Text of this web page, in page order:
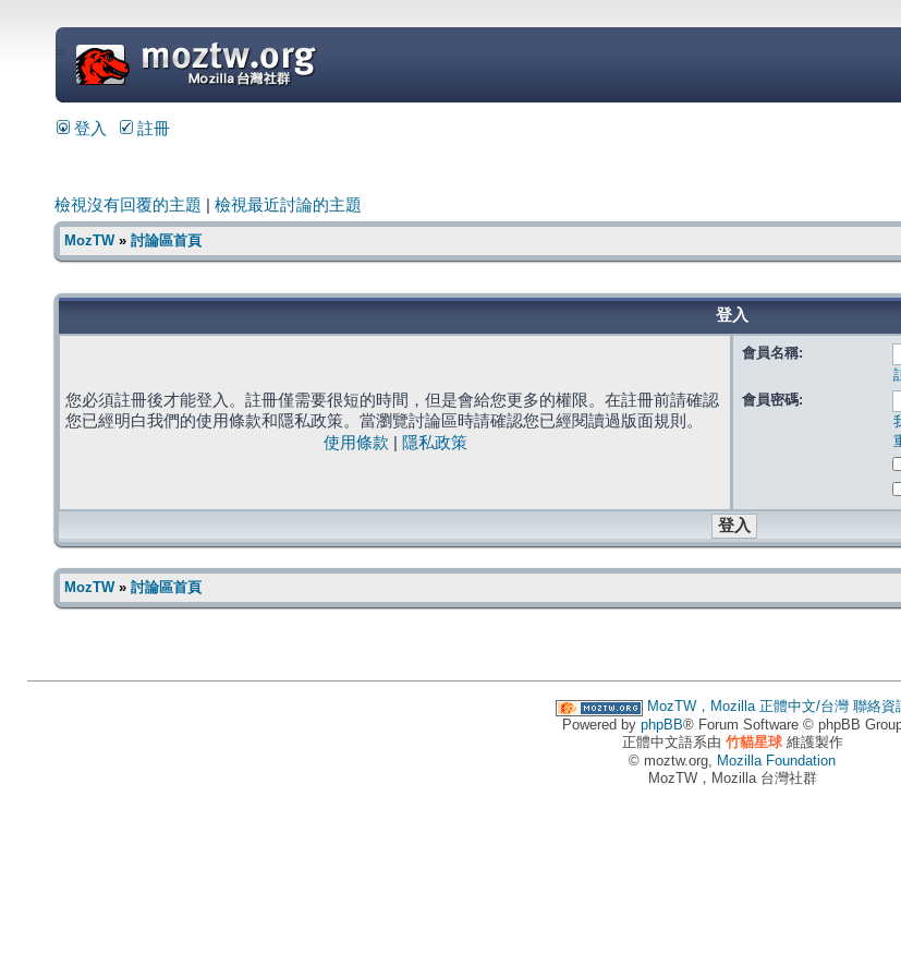
=
登入 註冊
檢視沒有回覆的主題 檢視最近討論的主題
MozTW» 討論區首頁
登入
您必須註冊後才能登入。註冊僅需要很短的時間，但是會給您更多的權限。在註冊前請確認
您已經明白我們的使用條款和隱私政策。當瀏覽討論區時請確認您已經閱讀過版面規則。
使用條款
隱私政策
會員名稱:
會員密碼:
MozTW» 討論區首頁
MozTW，Mozilla 正體中文/台灣 聯絡資
Powered by phpBB® Forum Software © phpBB
正體中文語系由 竹貓星球維護製作
© moztw.org, Mozilla Foundation
MozTW，Mozilla 台灣社群